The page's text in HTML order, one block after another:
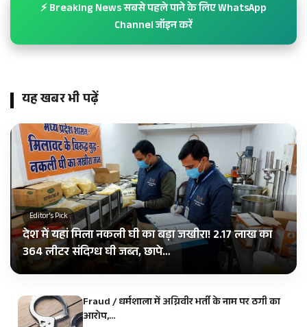
⚡ Breaking News सबसे पहले पाने के लिए WhatsApp
Channel जॉइन करें
यह खबर भी पढ़ें
Editor's Pick
देश में यहां मिला नकली घी का बड़ा जखीरा! 2.17 लाख का
364 लीटर संदिग्ध घी जब्त, छापे…
Fraud / धर्मशाला में अग्निवीर भर्ती के नाम पर ठगी का
आरोप,…